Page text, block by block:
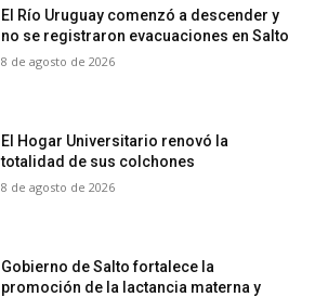
El Río Uruguay comenzó a descender y
no se registraron evacuaciones en Salto
8 de agosto de 2026
El Hogar Universitario renovó la
totalidad de sus colchones
8 de agosto de 2026
Gobierno de Salto fortalece la
promoción de la lactancia materna y